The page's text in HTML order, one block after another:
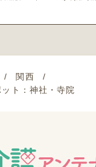
関西
ト：神社・寺院